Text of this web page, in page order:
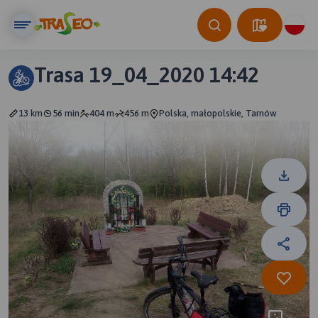
Trasa 19_04_2020 14:42
13 km 56 min 404 m 456 m Polska, małopolskie, Tarnów